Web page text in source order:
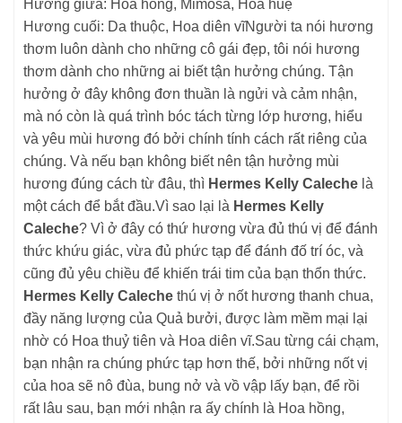
Hương giữa: Hoa hồng, Mimosa, Hoa huệ
Hương cuối: Da thuộc, Hoa diên vĩNgười ta nói hương
thơm luôn dành cho những cô gái đẹp, tôi nói hương
thơm dành cho những ai biết tận hưởng chúng. Tận
hưởng ở đây không đơn thuần là ngửi và cảm nhận,
mà nó còn là quá trình bóc tách từng lớp hương, hiểu
và yêu mùi hương đó bởi chính tính cách rất riêng của
chúng. Và nếu bạn không biết nên tận hưởng mùi
hương đúng cách từ đâu, thì Hermes Kelly Caleche là
một cách để bắt đầu.Vì sao lại là Hermes Kelly
Caleche? Vì ở đây có thứ hương vừa đủ thú vị để đánh
thức khứu giác, vừa đủ phức tạp để đánh đố trí óc, và
cũng đủ yêu chiều để khiến trái tim của bạn thổn thức.
Hermes Kelly Caleche thú vị ở nốt hương thanh chua,
đầy năng lượng của Quả bưởi, được làm mềm mại lại
nhờ có Hoa thuỷ tiên và Hoa diên vĩ.Sau từng cái chạm,
bạn nhận ra chúng phức tạp hơn thế, bởi những nốt vị
của hoa sẽ nô đùa, bung nở và vồ vập lấy bạn, để rồi
rất lâu sau, bạn mới nhận ra ấy chính là Hoa hồng,